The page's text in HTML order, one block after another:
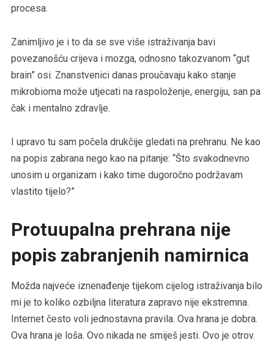
procesa.
Zanimljivo je i to da se sve više istraživanja bavi
povezanošću crijeva i mozga, odnosno takozvanom “gut
brain” osi. Znanstvenici danas proučavaju kako stanje
mikrobioma može utjecati na raspoloženje, energiju, san pa
čak i mentalno zdravlje.
I upravo tu sam počela drukčije gledati na prehranu. Ne kao
na popis zabrana nego kao na pitanje: “Što svakodnevno
unosim u organizam i kako time dugoročno podržavam
vlastito tijelo?”
Protuupalna prehrana nije
popis zabranjenih namirnica
Možda najveće iznenađenje tijekom cijelog istraživanja bilo
mi je to koliko ozbiljna literatura zapravo nije ekstremna.
Internet često voli jednostavna pravila. Ova hrana je dobra.
Ova hrana je loša. Ovo nikada ne smiješ jesti. Ovo je otrov.